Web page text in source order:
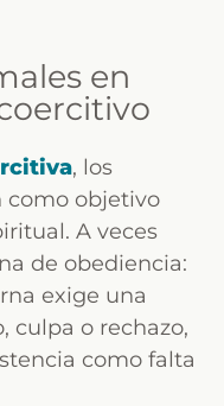
en
, los
como objetivo
A veces
de obediencia:
exige una
culpa o rechazo,
como falta